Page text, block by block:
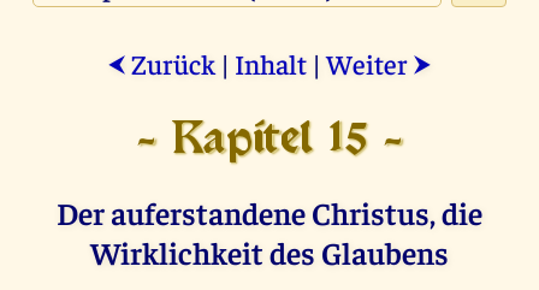
⮜ Zurück | Inhalt |Weiter ⮞
- Kapitel 15 -
Der auferstandene Christus, die
Wirklichkeit des Glaubens